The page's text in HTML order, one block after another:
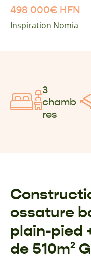
498 000€ HFN
Inspiration Nomia
3
chamb
res
ossature
plain-pied
de 510m²